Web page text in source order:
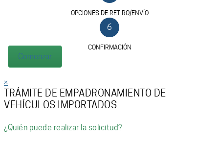
OPCIONES DE RETIRO/ENVÍO
6
CONFIRMACIÓN
Comenzar
×
TRÁMITE DE EMPADRONAMIENTO DE
VEHÍCULOS IMPORTADOS
¿Quién puede realizar la solicitud?